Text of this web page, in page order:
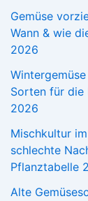
Gemüse
Wann & wie
2026
Sorten für die
2026
Mischkultur
schlechte
Pflanztabelle
Alte